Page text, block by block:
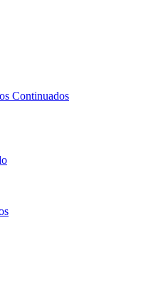
Continuados